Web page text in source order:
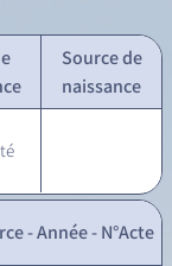
Source de
naissance
- Année - N°Acte